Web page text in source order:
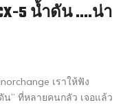
CX-5 น้ำดัน ….น่า
เราให้ฟัง
” ที่หลายคนกลัว เจอแล้ว